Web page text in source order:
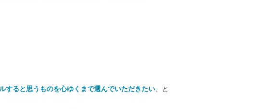
すると思うものを心ゆくまで選んでいただきたい 、と